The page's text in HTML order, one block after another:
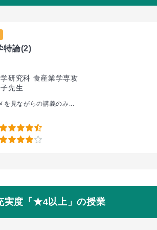
特論(2)
研究科 食産業学専攻
先生
を見ながらの講義のみ...
4.5
4
実度「★4以上」の授業